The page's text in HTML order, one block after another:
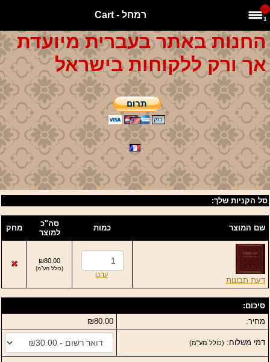
1 רמחל - Cart
החנות באתר בעברית מיועדת
אך ורק ללקוחות בישראל
סל הקניות שלך:
שם המוצר כמות
סה"כ
למוצר
מחק
דעת תבונות
עדכן
₪80.00
(כולל מע"מ)
סיכום:
מחיר:
₪80.00
דמי משלוח: (כולל מע"מ)